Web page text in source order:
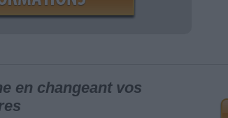
en changeant vos